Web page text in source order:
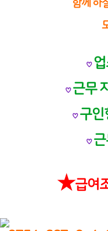
함께 하
♡
♡ 근무
♡ 구인
♡
★급여